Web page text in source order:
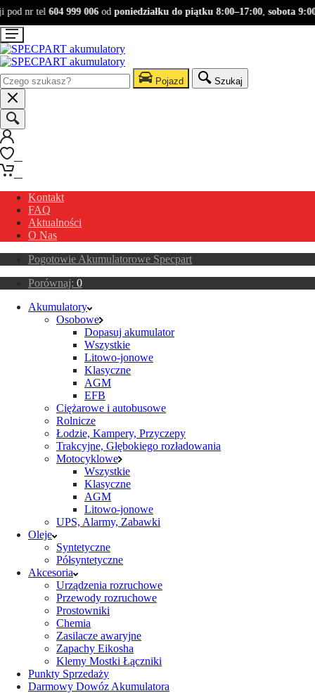
nr tel604 999 006odponiedziałku do piątku 8:00–17:00,sobota
Pojazd Szukaj
Kontakt
FAQ
Aktualności
O Nas
Pogotowie Akumulatorowe Specpart
Porównaj: 0
Akumulatory
Osobowe
Dopasuj akumulator
Wszystkie
Litowo-jonowe
Klasyczne
AGM
EFB
Ciężarowe i autobusowe
Rolnicze
Łodzie, Kampery, Przyczepy
Trakcyjne, Głębokiego rozładowania
Motocyklowe
Wszystkie
Klasyczne
AGM
Litowo-jonowe
UPS, Alarmy, Zabawki
Oleje
Syntetyczne
Półsyntetyczne
Akcesoria
Urządzenia rozruchowe
Przewody rozruchowe
Prostowniki
Chemia
Zasilacze awaryjne
Zapachy Eikosha
Klemy Mostki Łączniki
Punkty Sprzedaży
Darmowy Dowóz Akumulatora